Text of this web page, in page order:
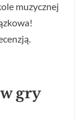
muzycznej
gry